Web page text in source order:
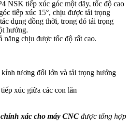
NSK tiếp xúc góc một dãy, tốc độ cao
tiếp xúc 15°, chịu được tải trọng
dụng đồng thời, trong đó tải trọng
hướng.
năng chịu được tốc độ rất cao.
tương đối lớn và tải trọng hướng
xúc giữa các con lăn
xác cho máy CNC được tổng hợp